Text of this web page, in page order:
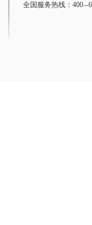
全国服务热线：400 --